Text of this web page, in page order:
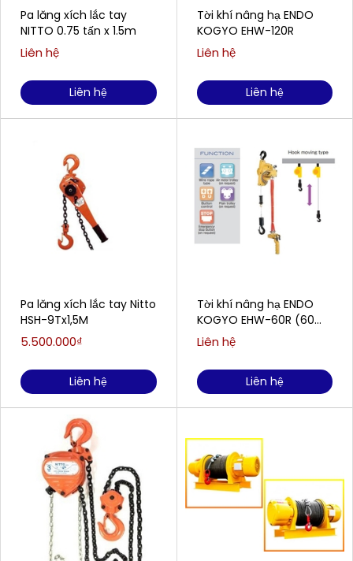
Pa lăng xích lắc tay
NITTO 0.75 tấn x 1.5m
Liên hệ
Liên hệ
Pa lăng xích lắc tay Nitto
HSH-9Tx1,5M
5.500.000₫
Liên hệ
Tời khí nâng hạ ENDO
KOGYO EHW-120R
Liên hệ
Liên hệ
Tời khí nâng hạ ENDO
KOGYO EHW-60R (60
kg/1.9 mét )
Liên hệ
Liên hệ